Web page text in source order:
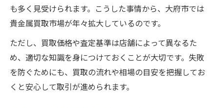
も多く見受けられます。こうした事情から、大府市では
貴金属買取市場が年々拡大しているのです。
ただし、買取価格や査定基準は店舗によって異なるた
め、適切な知識を身につけておくことが大切です。失敗
を防ぐためにも、買取の流れや相場の目安を把握してお
くと安心して取引が進められます。